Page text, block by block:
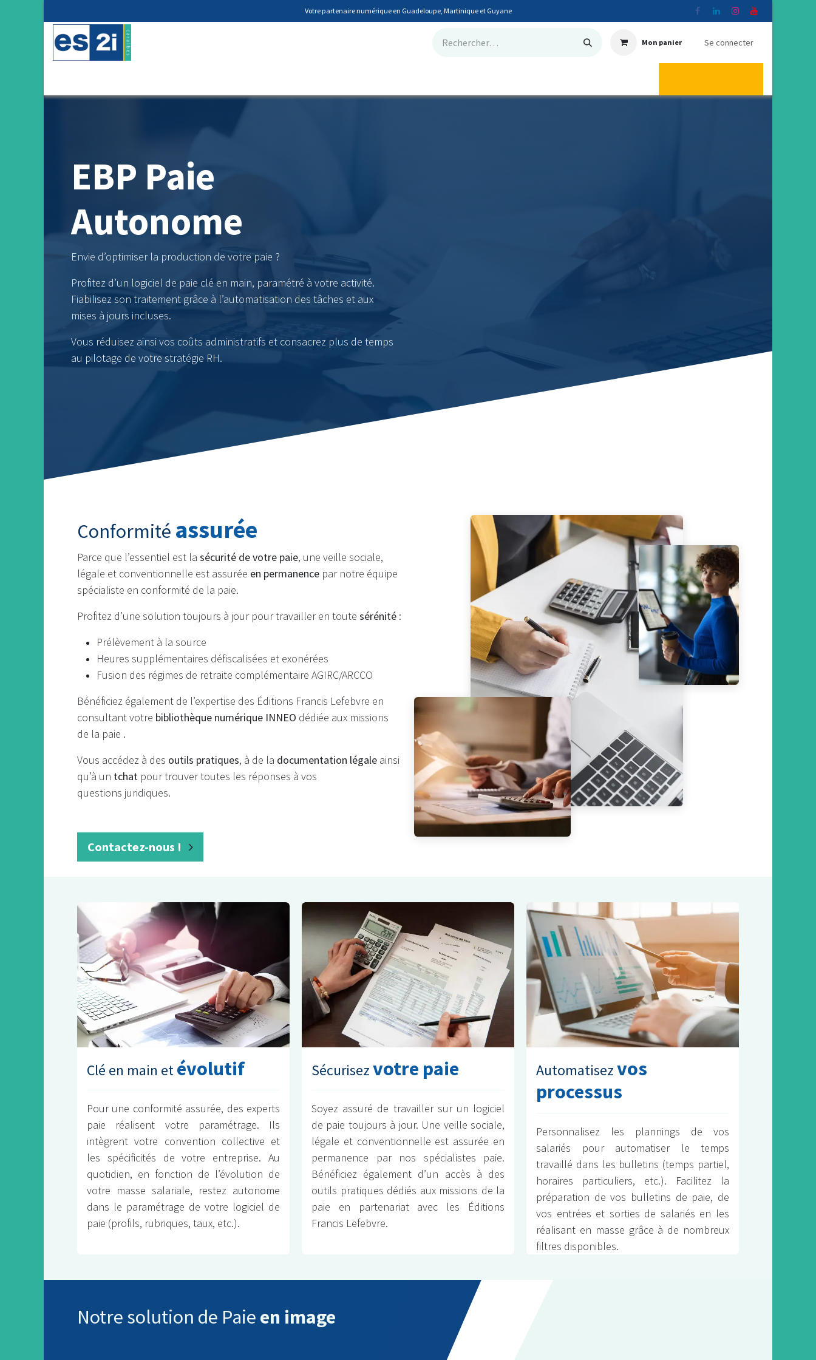
Votre partenaire numérique en Guadeloupe, Martinique et Guyane
Mon panier Se connecter
EBP Paie
Autonome
Envie d’optimiser la production de votre paie ?
Profitez d’un logiciel de paie clé en main, paramétré à votre activité.
Fiabilisez son traitement grâce à l’automatisation des tâches et aux
mises à jours incluses.
Vous réduisez ainsi vos coûts administratifs et consacrez plus de temps
au pilotage de votre stratégie RH.
Conformité assurée
Parce que l’essentiel est la sécurité de votre paie, une veille sociale,
légale et conventionnelle est assurée en permanence par notre équipe
spécialiste en conformité de la paie.
Profitez d’une solution toujours à jour pour travailler en toute sérénité :
Prélèvement à la source
Heures supplémentaires défiscalisées et exonérées
Fusion des régimes de retraite complémentaire AGIRC/ARCCO
Bénéficiez également de l’expertise des Éditions Francis Lefebvre en
consultant votre bibliothèque numérique INNEO dédiée aux missions
de la paie .
Vous accédez à des outils pratiques, à de la documentation légale ainsi
qu’à un tchat pour trouver toutes les réponses à vos
questions juridiques.
Contactez-nous !
Automatisezvos
processus
Personnalisez les plannings de vos
salariés pour automatiser le temps
travaillé dans les bulletins (temps partiel,
horaires particuliers, etc.). Facilitez la
préparation de vos bulletins de paie, de
vos entrées et sorties de salariés en les
réalisant en masse grâce à de nombreux
filtres disponibles.
Clé en main etévolutif
Pour une conformité assurée, des experts
paie réalisent votre paramétrage. Ils
intègrent votre convention collective et
les spécificités de votre entreprise. Au
quotidien, en fonction de l’évolution de
votre masse salariale, restez autonome
dans le paramétrage de votre logiciel de
paie (profils, rubriques, taux, etc.).
Sécurisezvotre paie​
Soyez assuré de travailler sur un logiciel
de paie toujours à jour. Une veille sociale,
légale et conventionnelle est assurée en
permanence par nos spécialistes paie.
Bénéficiez également d’un accès à des
outils pratiques dédiés aux missions de la
paie en partenariat avec les Éditions
Francis Lefebvre.
Notre solutio​n de Paie en image